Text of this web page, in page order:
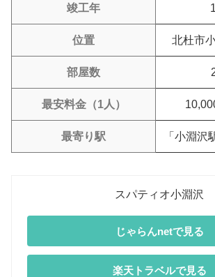
竣工年
位置 北杜市
部屋数
最安料金（1人）
最寄り駅 「小淵沢
スパティオ小淵沢
じゃらんnetで見る
楽天トラベルで見る